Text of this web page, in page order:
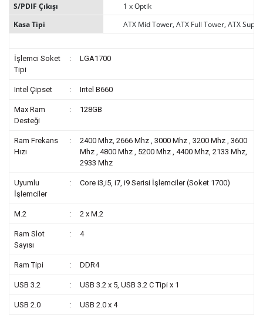
S/PDIF Çıkışı
1 x Optik
Kasa Tipi
ATX Mid Tower, ATX Full Tower, ATX
İşlemci Soket
Tipi
: LGA1700
Intel Çipset : Intel B660
Max Ram
Desteği
: 128GB
Ram Frekans
Hızı
:
2400 Mhz, 2666 Mhz , 3000 Mhz , 3200 Mhz , 3600
Mhz , 4800 Mhz , 5200 Mhz , 4400 Mhz, 2133 Mhz,
2933 Mhz
Uyumlu
İşlemciler
: Core i3,i5, i7, i9 Serisi İşlemciler (Soket 1700)
M.2 : 2 x M.2
Ram Slot
Sayısı
: 4
Ram Tipi : DDR4
USB 3.2 : USB 3.2 x 5, USB 3.2 C Tipi x 1
USB 2.0 : USB 2.0 x 4